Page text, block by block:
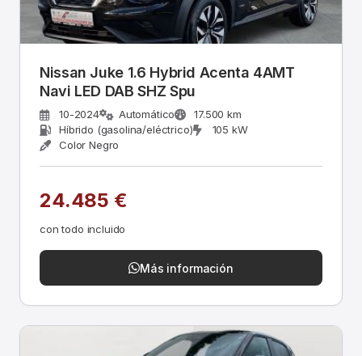
Nissan Juke 1.6 Hybrid Acenta 4AMT
Navi LED DAB SHZ Spu
10-2024 Automático
17.500 km
Híbrido (gasolina/eléctrico)
105 kW
Color Negro
24.485 €
con todo incluido
Más información